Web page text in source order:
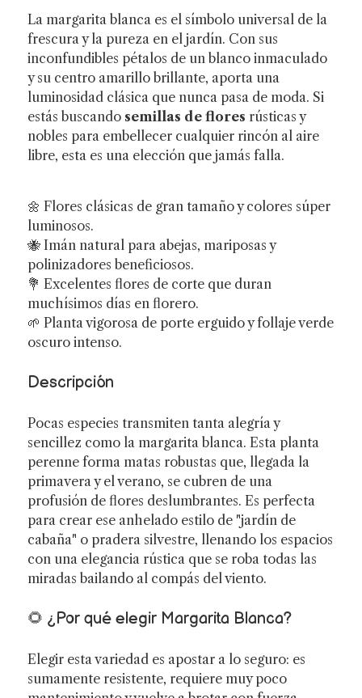
La margarita blanca es el símbolo universal de la
frescura y la pureza en el jardín. Con sus
inconfundibles pétalos de un blanco inmaculado
y su centro amarillo brillante, aporta una
luminosidad clásica que nunca pasa de moda. Si
estás buscando semillas de flores rústicas y
nobles para embellecer cualquier rincón al aire
libre, esta es una elección que jamás falla.
🌼 Flores clásicas de gran tamaño y colores súper
luminosos.
🐝 Imán natural para abejas, mariposas y
polinizadores beneficiosos.
💐 Excelentes flores de corte que duran
muchísimos días en florero.
🌱 Planta vigorosa de porte erguido y follaje verde
oscuro intenso.
Descripción
Pocas especies transmiten tanta alegría y
sencillez como la margarita blanca. Esta planta
perenne forma matas robustas que, llegada la
primavera y el verano, se cubren de una
profusión de flores deslumbrantes. Es perfecta
para crear ese anhelado estilo de "jardín de
cabaña" o pradera silvestre, llenando los espacios
con una elegancia rústica que se roba todas las
miradas bailando al compás del viento.
🌻 ¿Por qué elegir Margarita Blanca?
Elegir esta variedad es apostar a lo seguro: es
sumamente resistente, requiere muy poco